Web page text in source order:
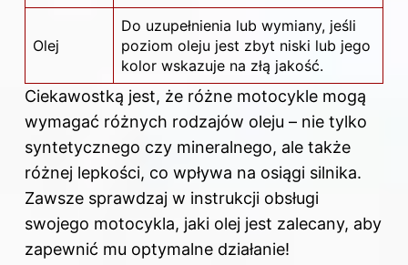
Olej
Do uzupełnienia lub wymiany, jeśli
poziom oleju jest zbyt niski lub jego
kolor wskazuje na złą jakość.
Ciekawostką jest, że różne motocykle mogą
wymagać różnych rodzajów oleju – nie tylko
syntetycznego czy mineralnego, ale także
różnej lepkości, co wpływa na osiągi silnika.
Zawsze sprawdzaj w instrukcji obsługi
swojego motocykla, jaki olej jest zalecany, aby
zapewnić mu optymalne działanie!